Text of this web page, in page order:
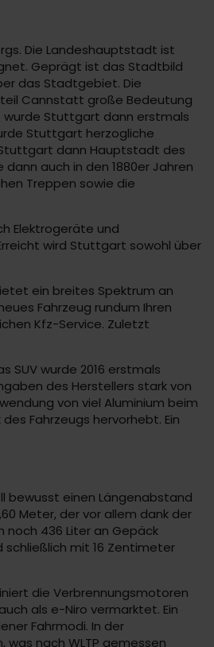
Die Landeshauptstadt ist
Geprägt ist das Stadtbild
das Stadtgebiet. Die
Cannstatt große Bedeutung
wurde Stuttgart dann erstmals
Stuttgart herzogliche
Stuttgart dann Hauptstadt des
auch in den 1880er Jahren
Treppen sowie die
Elektrogeräte und
wird Stuttgart sowohl über
ein breites Spektrum an
Fahrzeug rundum Ihren
Kfz-Service. Zuletzt
SUV wurde 2016 erstmals
des Herstellers stark von
von viel Aluminium beim
Fahrzeugs hervorhebt. Ein
bewusst einen Längenabstand
Meter, der vor allem dank der
noch 436 Liter an Gepäck
schließlich mit 16 Zentimeter
die Verbrennungsmotoren
als e-Niro vermarktet. Ein
Fahrmodi. In der
nach WLTP gemessen